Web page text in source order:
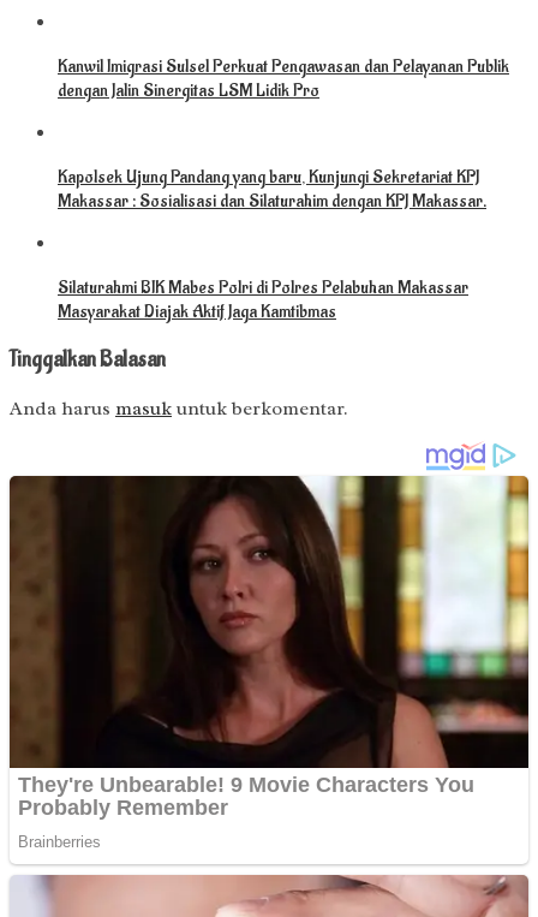
Kanwil Imigrasi Sulsel Perkuat Pengawasan dan Pelayanan Publik
dengan Jalin Sinergitas LSM Lidik Pro
Kapolsek Ujung Pandang yang baru, Kunjungi Sekretariat KPJ
Makassar : Sosialisasi dan Silaturahim dengan KPJ Makassar.
Silaturahmi BIK Mabes Polri di Polres Pelabuhan Makassar
Masyarakat Diajak Aktif Jaga Kamtibmas
Tinggalkan Balasan
Anda harus masuk untuk berkomentar.